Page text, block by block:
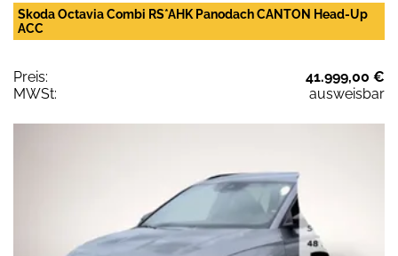
Skoda Octavia Combi RS*AHK Panodach CANTON Head-Up
ACC
Preis:
41.999,00 €
MWSt:
ausweisbar